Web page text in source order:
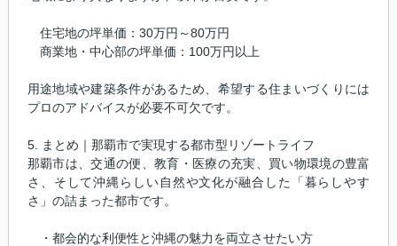
住宅地の坪単価：30万円～80万円
商業地・中心部の坪単価：100万円以上
用途地域や建築条件があるため、希望する住まいづくりには
プロのアドバイスが必要不可欠です。
5. まとめ｜那覇市で実現する都市型リゾートライフ
那覇市は、交通の便、教育・医療の充実、買い物環境の豊富
さ、そして沖縄らしい自然や文化が融合した「暮らしやす
さ」の詰まった都市です。
・都会的な利便性と沖縄の魅力を両立させたい方